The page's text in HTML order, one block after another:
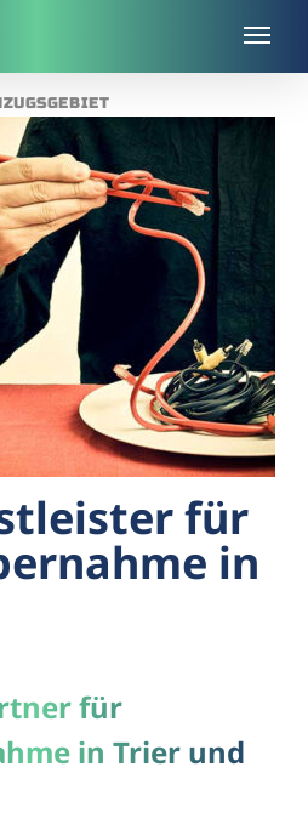
für
in
für
in Trier und